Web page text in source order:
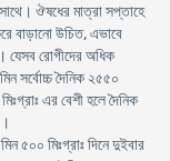
ঔষধের মাত্রা সপ্তাহে
বাড়ানো উচিত, এভাবে
যেসব রোগীদের অধিক
সর্বোচ্চ দৈনিক ২৫৫০
এর বেশী হলে দৈনিক
৫০০ মিঃগ্রাঃ দিনে দুইবার